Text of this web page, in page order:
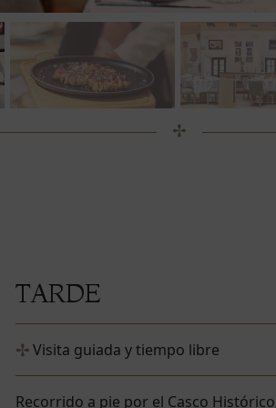
TARDE
Visita guiada y tiempo libre
Recorrido a pie por el Casco